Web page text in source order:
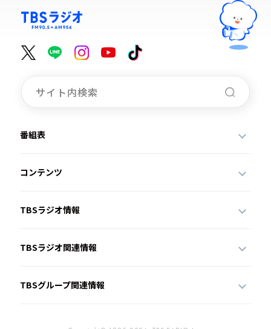
番組表
コンテンツ
TBSラジオ情報
TBSラジオ関連情報
TBSグループ関連情報